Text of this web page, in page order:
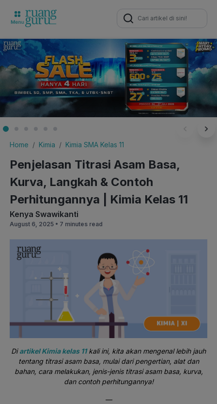
Search
for:
Home Kimia Kimia SMA Kelas 11
Penjelasan Titrasi Asam Basa,
Kurva, Langkah & Contoh
Perhitungannya | Kimia Kelas 11
Kenya Swawikanti
August 6, 2025 • 7 minutes read
Diartikel Kimia kelas 11kali ini, kita akan mengenal lebih jauh
tentang titrasi asam basa, mulai dari pengertian, alat dan
bahan, cara melakukan, jenis-jenis titrasi asam basa, kurva,
dan contoh perhitungannya!
—